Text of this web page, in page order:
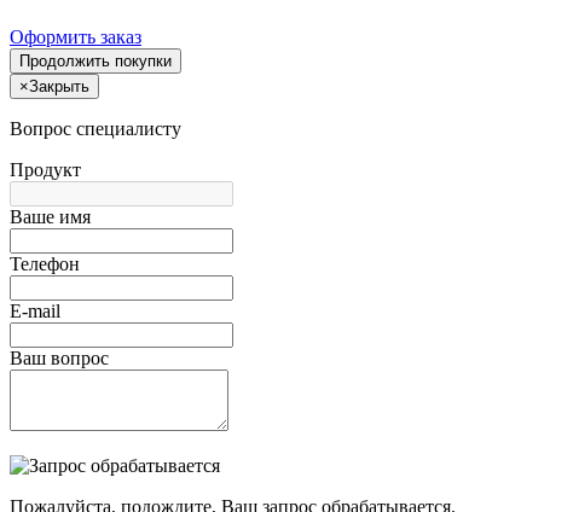
Оформить заказ
Продолжить покупки
×Закрыть
Вопрос специалисту
Продукт
Ваше имя
Телефон
E-mail
Ваш вопрос
Пожалуйста, подождите, Ваш запрос обрабатывается.